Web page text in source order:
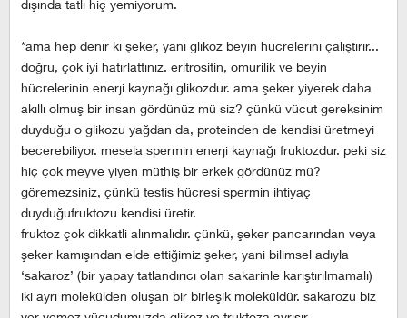
dışında tatlı hiç yemiyorum.
*ama hep denir ki şeker, yani glikoz beyin hücrelerini çalıştırır...
doğru, çok iyi hatırlattınız. eritrositin, omurilik ve beyin
hücrelerinin enerji kaynağı glikozdur. ama şeker yiyerek daha
akıllı olmuş bir insan gördünüz mü siz? çünkü vücut gereksinim
duyduğu o glikozu yağdan da, proteinden de kendisi üretmeyi
becerebiliyor. mesela spermin enerji kaynağı fruktozdur. peki siz
hiç çok meyve yiyen müthiş bir erkek gördünüz mü?
göremezsiniz, çünkü testis hücresi spermin ihtiyaç
duyduğufruktozu kendisi üretir.
fruktoz çok dikkatli alınmalıdır. çünkü, şeker pancarından veya
şeker kamışından elde ettiğimiz şeker, yani bilimsel adıyla
‘sakaroz’ (bir yapay tatlandırıcı olan sakarinle karıştırılmamalı)
iki ayrı molekülden oluşan bir birleşik moleküldür. sakarozu biz